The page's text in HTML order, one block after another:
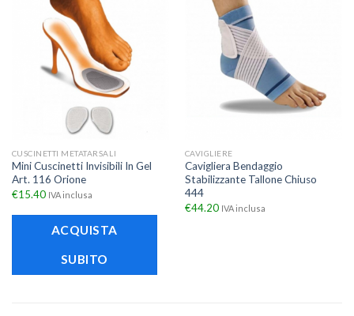
CUSCINETTI METATARSALI
Mini Cuscinetti Invisibili In Gel
Art. 116 Orione
€15.40 IVA inclusa
ACQUISTA
SUBITO
CAVIGLIERE
Cavigliera Bendaggio
Stabilizzante Tallone Chiuso
444
€44.20 IVA inclusa